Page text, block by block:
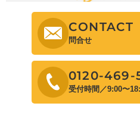
CONTACT
問合せ
0120-469-
受付時間／9:00〜